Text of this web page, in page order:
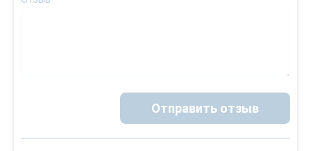
Отправить отзыв